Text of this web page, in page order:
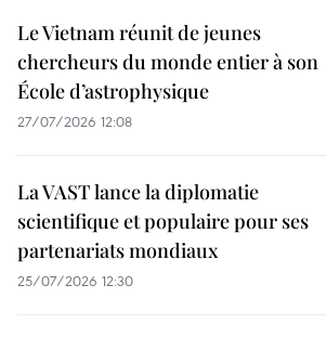
Le Vietnam réunit de jeunes
chercheurs du monde entier à son
École d’astrophysique
27/07/2026 12:08
La VAST lance la diplomatie
scientifique et populaire pour ses
partenariats mondiaux
25/07/2026 12:30